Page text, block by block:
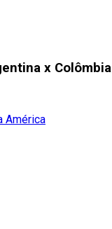
x Colômbia
América